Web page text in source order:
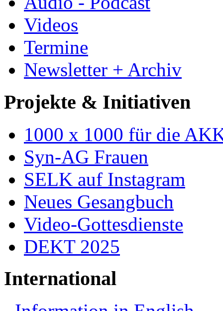
Videos
Termine
Newsletter + Archiv
Projekte & Initiativen
1000 x 1000 für die
Syn-AG Frauen
SELK auf Instagram
Neues Gesangbuch
Video-Gottesdienste
DEKT 2025
International